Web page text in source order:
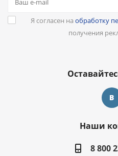
Я согласен на обработку
получения
Наши
8 800